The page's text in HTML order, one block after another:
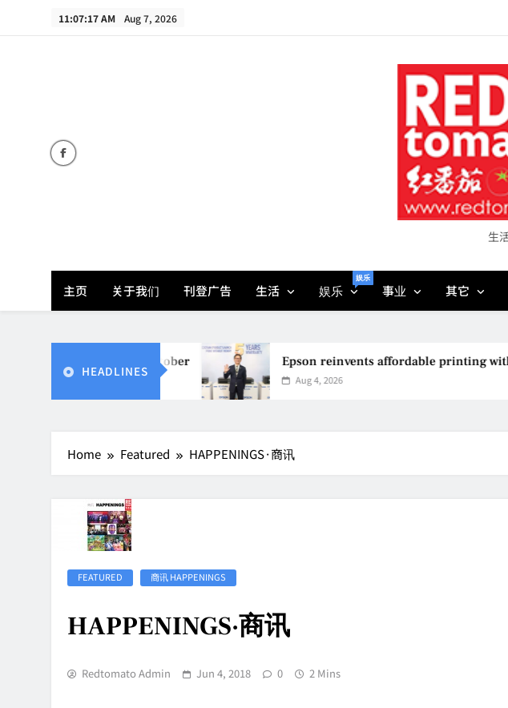
11:07:18 AM Aug 7, 2026
生
主页 关于我们 刊登广告 生活 娱乐
娱乐
事业 其它
HEADLINES
Epson reinvents affordable printing with next-
Aug 4, 2026
Home Featured HAPPENINGS·商讯
FEATURED 商讯 HAPPENINGS
HAPPENINGS·商讯
Redtomato Admin Jun 4, 2018 0 2 Mins